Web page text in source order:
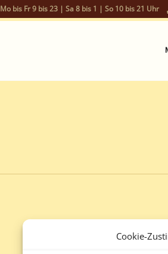
Cookie-
Mo bis Fr 9 bis 23 | Sa 8 bis 1 | So 10 bis 21 Uhr